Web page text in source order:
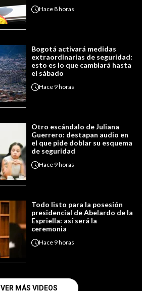
Hace8 horas
Bogotá activará medidas
extraordinarias de seguridad:
esto es lo que cambiará hasta
el sábado
Hace 9 horas
Otro escándalo de Juliana
Guerrero: destapan audio en
el que pide doblar su esquema
de seguridad
Hace 9 horas
Todo listo para la posesión
presidencial de Abelardo de la
Espriella: así será la
ceremonia
Hace 9 horas
VER MÁS VIDEOS